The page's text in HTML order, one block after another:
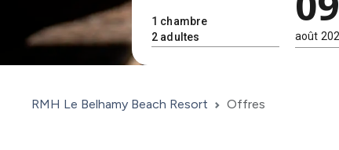
RMH Le Belhamy Beach Resort Offres